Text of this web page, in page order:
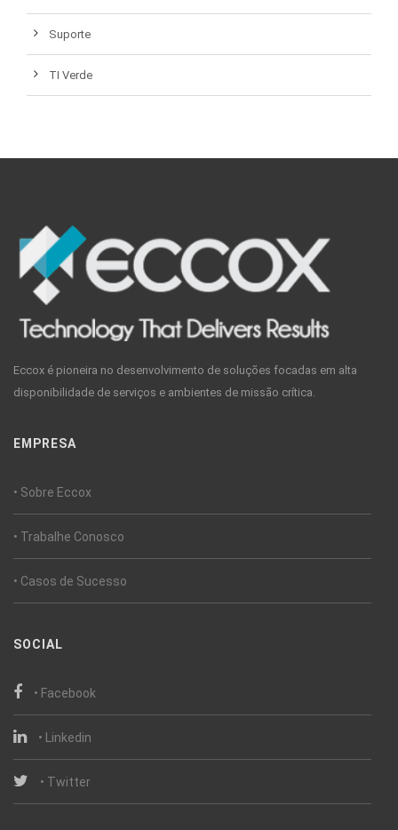
Suporte
TI Verde
Eccox é pioneira no desenvolvimento de soluções focadas em alta
disponibilidade de serviços e ambientes de missão crítica.
EMPRESA
• Sobre Eccox
• Trabalhe Conosco
• Casos de Sucesso
SOCIAL
• Facebook
• Linkedin
• Twitter